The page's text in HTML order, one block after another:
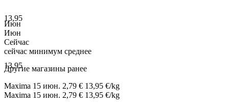
13,95
13,95
Июн
Июн
Сейчас
сейчас минимум среднее
Другие магазины ранее
Maxima 15 июн. 2,79 € 13,95 €/kg
Maxima 15 июн. 2,79 € 13,95 €/kg